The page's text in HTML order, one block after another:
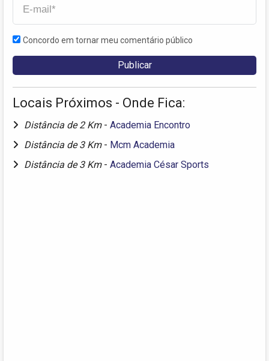
Concordo em tornar meu comentário público
Locais Próximos - Onde Fica:
Distância de 2 Km - Academia Encontro
Distância de 3 Km - Mcm Academia
Distância de 3 Km - Academia César Sports